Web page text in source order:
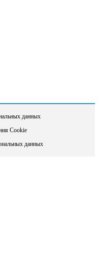
данных
Cookie
данных